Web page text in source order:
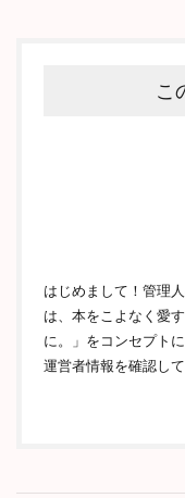
こ
はじめまして！管理
は、本をこよなく愛
に。」をコンセプト
運営者情報を確認し